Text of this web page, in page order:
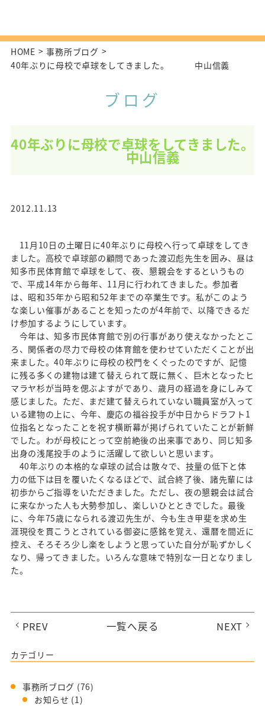
HOME
事務所ブログ
40年ぶりに母校で卓球をしてきました。 中山信義
ブログ
40年ぶりに母校で卓球をしてきました。
中山信義
2012.11.13
11月10日の土曜日に40年ぶりに母校へ行って卓球をしてき
ました。高校で卓球部の顧問であった渡辺彪先生を囲み、昼は
知多市民体育館で卓球をして、夜、懇親会をするというもの
で、平成14年から毎年、11月に行われてきました。参加者
は、昭和35年から昭和52年までの卒業生です。私がこのよう
な楽しい催事があることを知ったのが4年前で、以降できるだ
け参加するようにしています。
今年は、知多市民体育館で別の行事があり使えなかったとこ
ろ、関係者の尽力で母校の体育館を使わせていただくことが出
来ました。40年ぶりに母校の校門をくぐったのですが、記憶
に残る多くの建物は建て替えられて既に無く、巨木となったヒ
マラヤ杉が当時を偲ぶよすがであり、歳月の経過を身にしみて
感じました。ただ、まだ建て替えられていない職員室が入って
いる建物の上に、今年、慶応の福谷投手が中日からドラフト1
位指名となったことを祝す横断幕が掲げられていたことが新鮮
でした。わが母校にとって空前絶後の出来事であり、同じ知多
出身の浅尾投手のように活躍して欲しいと思います。
40年ぶりの本格的な卓球の試合は散々で、技量の低下と体
力の低下は目を覆いたくなるほどで、試合終了後、諸先輩には
初歩からご指導をいただきました。ただし、夜の懇親会は試合
に来なかった人も大勢参加し、楽しいひとときでした。最後
に、今年75歳になられる渡辺先生が、今も生き甲斐を求め生
涯現役を貫こうとされている御姿に感銘を覚え、還暦を間近に
控え、そろそろ少し楽をしようと思っていた自分が恥ずかしく
なり、帰ってきました。いろんな意味で特別な一日となりまし
た。
PREV 一覧へ戻る NEXT
カテゴリー
事務所ブログ (76)
お知らせ (1)